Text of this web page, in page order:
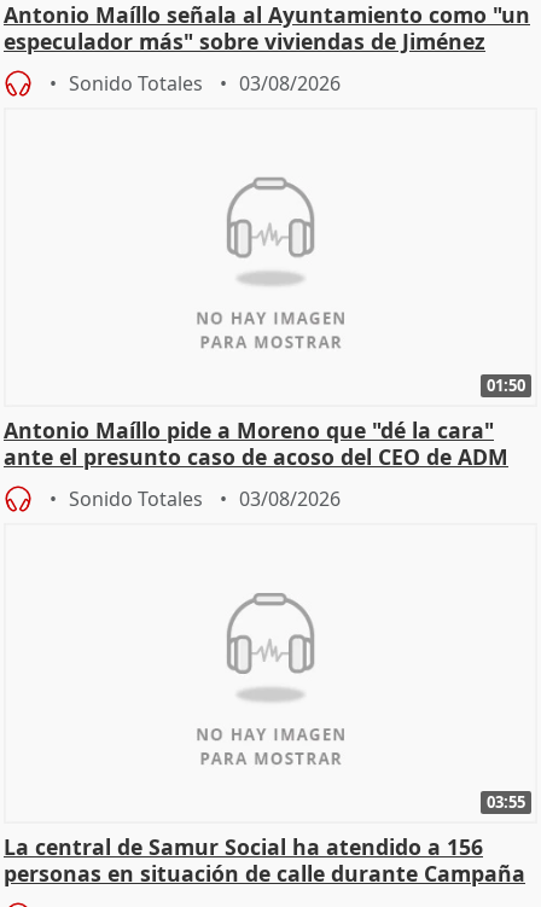
Antonio Maíllo señala al Ayuntamiento como "un
especulador más" sobre viviendas de Jiménez
Becerril
Sonido Totales 03/08/2026
01:50
Antonio Maíllo pide a Moreno que "dé la cara"
ante el presunto caso de acoso del CEO de ADM
Sonido Totales 03/08/2026
03:55
La central de Samur Social ha atendido a 156
personas en situación de calle durante Campaña
de Calor